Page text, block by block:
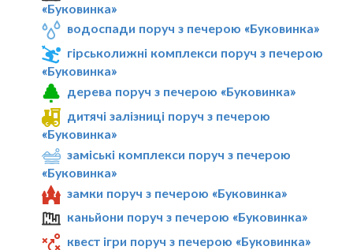
«Буковинка»
водоспади поруч з печерою «Буковинка»
гірськолижні комплекси поруч з печерою
«Буковинка»
дерева поруч з печерою «Буковинка»
дитячі залізниці поруч з печерою
«Буковинка»
заміські комплекси поруч з печерою
«Буковинка»
замки поруч з печерою «Буковинка»
каньйони поруч з печерою «Буковинка»
квест ігри поруч з печерою «Буковинка»